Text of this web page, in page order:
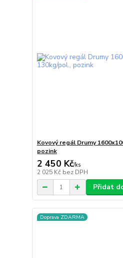
Kovový regál Drumy
pozink
2 450 Kč/ks
2 025 Kč bez DPH
Přidat
Doprava ZDARMA